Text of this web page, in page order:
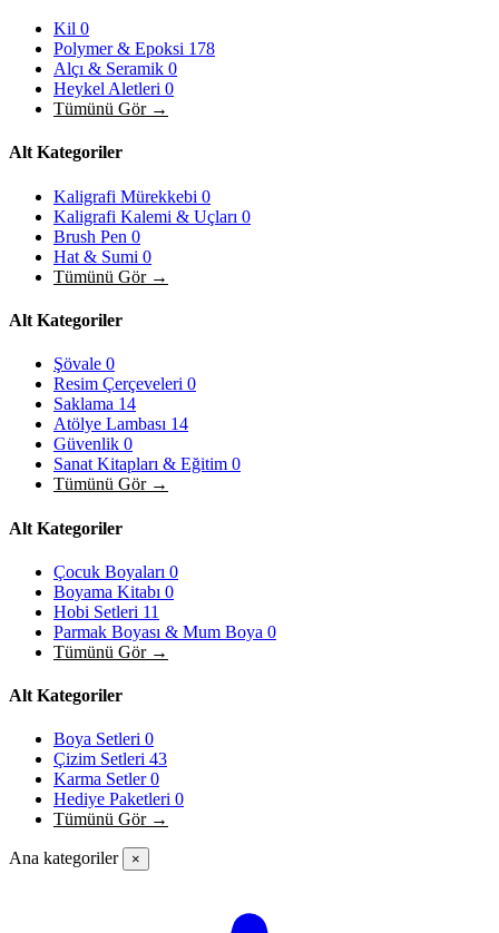
Kil 0
Polymer & Epoksi 178
Alçı & Seramik 0
Heykel Aletleri 0
Tümünü Gör →
Alt Kategoriler
Kaligrafi Mürekkebi 0
Kaligrafi Kalemi & Uçları 0
Brush Pen 0
Hat & Sumi 0
Tümünü Gör →
Alt Kategoriler
Şövale 0
Resim Çerçeveleri 0
Saklama 14
Atölye Lambası 14
Güvenlik 0
Sanat Kitapları & Eğitim 0
Tümünü Gör →
Alt Kategoriler
Çocuk Boyaları 0
Boyama Kitabı 0
Hobi Setleri 11
Parmak Boyası & Mum Boya 0
Tümünü Gör →
Alt Kategoriler
Boya Setleri 0
Çizim Setleri 43
Karma Setler0
Hediye Paketleri 0
Tümünü Gör →
Ana kategoriler ×